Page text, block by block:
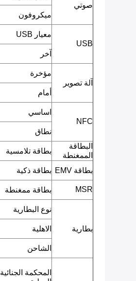
صوتي
ميكروفون
USB
معيار USB
آخر
آلة تصوير
مؤخرة
أمام
NFC
اساسي
نطاق
البطاقة
الممغنطة
بطاقة تلامسية
بطاقة EMV
بطاقة ذكية
MSR بطاقة ممغنطة
بطارية
نوع البطارية
الاهلية
الشاحن
المحكمة الجنائية